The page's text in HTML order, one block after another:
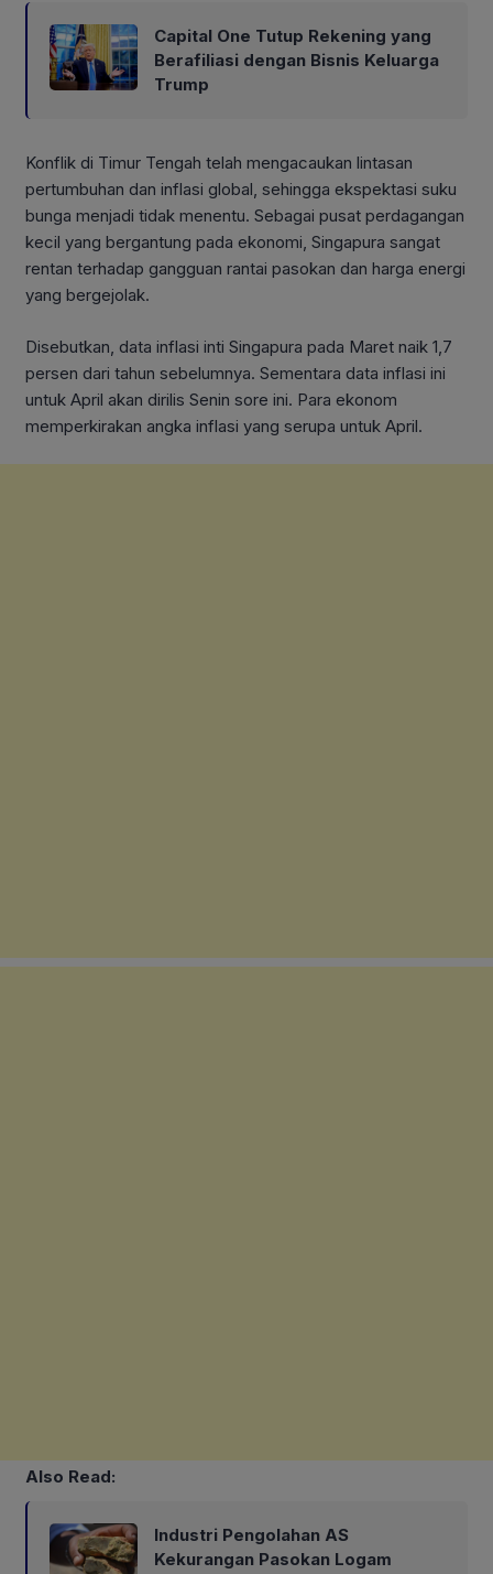
Capital One Tutup Rekening yang
Berafiliasi dengan Bisnis Keluarga
Trump
Konflik di Timur Tengah telah mengacaukan lintasan
pertumbuhan dan inflasi global, sehingga ekspektasi suku
bunga menjadi tidak menentu. Sebagai pusat perdagangan
kecil yang bergantung pada ekonomi, Singapura sangat
rentan terhadap gangguan rantai pasokan dan harga energi
yang bergejolak.
Disebutkan, data inflasi inti Singapura pada Maret naik 1,7
persen dari tahun sebelumnya. Sementara data inflasi ini
untuk April akan dirilis Senin sore ini. Para ekonom
memperkirakan angka inflasi yang serupa untuk April.
Also Read:
Industri Pengolahan AS
Kekurangan Pasokan Logam